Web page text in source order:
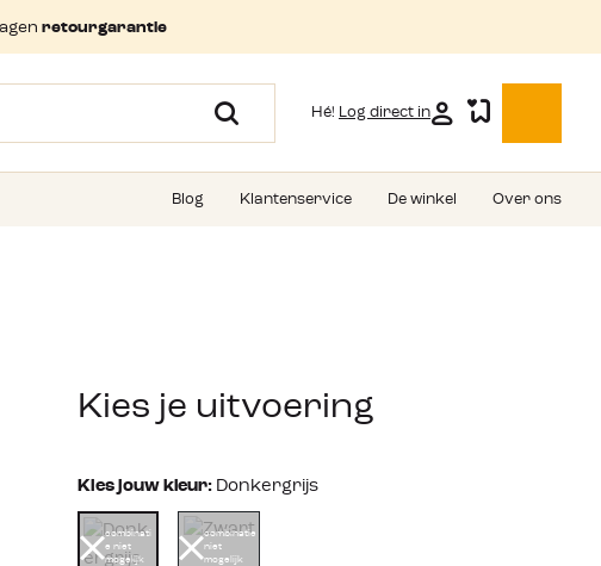
retourgarantie
Hé! Log direct in
Blog Klantenservice De winkel Over ons
Kies je uitvoering
Kies jouw kleur: Donkergrijs
combinati
e niet
mogelijk
combinatie
niet
mogelijk